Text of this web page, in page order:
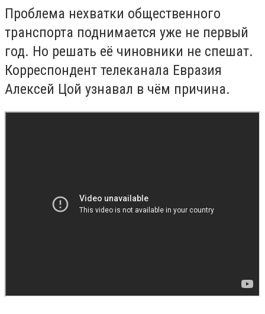
Проблема нехватки общественного
транспорта поднимается уже не первый
год. Но решать её чиновники не спешат.
Корреспондент телеканала Евразия
Алексей Цой узнавал в чём причина.